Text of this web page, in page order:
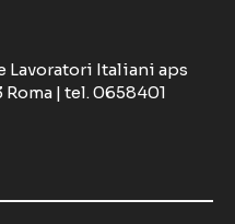
Italiani aps
Roma | tel. 0658401